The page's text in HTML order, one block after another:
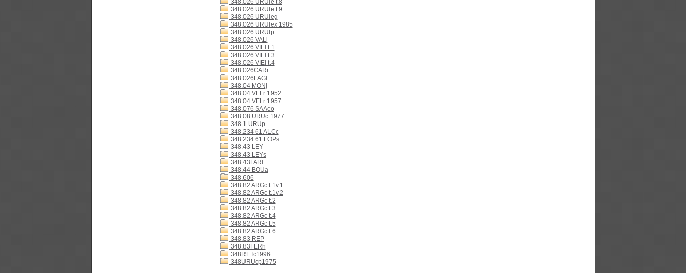
348.026 URUle t.8
348.026 URUle t.9
348.026 URUleg
348.026 URUlex 1985
348.026 URUlp
348.026 VALl
348.026 VIEl t.1
348.026 VIEl t.3
348.026 VIEl t.4
348.026CARr
348.026LAGl
348.04 MONj
348.04 VELr 1952
348.04 VELr 1957
348.076 SAAco
348.08 URUc 1977
348.1 URUp
348.234 61 ALCc
348.234 61 LOPs
348.43 LEY
348.43 LEYs
348.43FARl
348.44 BOUa
348.606
348.82 ARGc t.1v.1
348.82 ARGc t.1v.2
348.82 ARGc t.2
348.82 ARGc t.3
348.82 ARGc t.4
348.82 ARGc t.5
348.82 ARGc t.6
348.83 REP
348.83FERh
348RETc1996
348URUcp1975